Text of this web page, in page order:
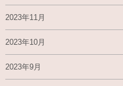
2023年11月
2023年10月
2023年9月